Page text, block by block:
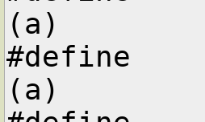
(a)
#define
(a)